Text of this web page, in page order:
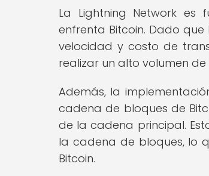
La Lightning Network
enfrenta Bitcoin. Dado
velocidad y costo de
realizar un alto volumen
Además, la
cadena de bloques de
de la cadena principal.
la cadena de bloques, lo
Bitcoin.